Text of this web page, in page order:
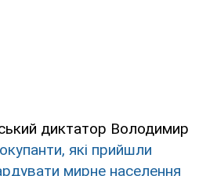
диктатор Володимир
окупанти, які прийшли
мирне населення